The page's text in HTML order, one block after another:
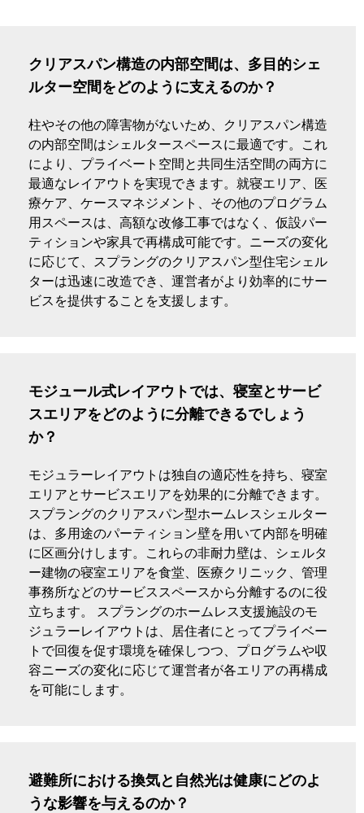
クリアスパン構造の内部空間は、多目的シェ
ルター空間をどのように支えるのか？
柱やその他の障害物がないため、クリアスパン構造
の内部空間はシェルタースペースに最適です。これ
により、プライベート空間と共同生活空間の両方に
最適なレイアウトを実現できます。就寝エリア、医
療ケア、ケースマネジメント、その他のプログラム
用スペースは、高額な改修工事ではなく、仮設パー
ティションや家具で再構成可能です。ニーズの変化
に応じて、スプラングのクリアスパン型住宅シェル
ターは迅速に改造でき、運営者がより効率的にサー
ビスを提供することを支援します。
モジュール式レイアウトでは、寝室とサービ
スエリアをどのように分離できるでしょう
か？
モジュラーレイアウトは独自の適応性を持ち、寝室
エリアとサービスエリアを効果的に分離できます。
スプラングのクリアスパン型ホームレスシェルター
は、多用途のパーティション壁を用いて内部を明確
に区画分けします。これらの非耐力壁は、シェルタ
ー建物の寝室エリアを食堂、医療クリニック、管理
事務所などのサービススペースから分離するのに役
立ちます。 スプラングのホームレス支援施設のモ
ジュラーレイアウトは、居住者にとってプライベー
トで回復を促す環境を確保しつつ、プログラムや収
容ニーズの変化に応じて運営者が各エリアの再構成
を可能にします。
避難所における換気と自然光は健康にどのよ
うな影響を与えるのか？